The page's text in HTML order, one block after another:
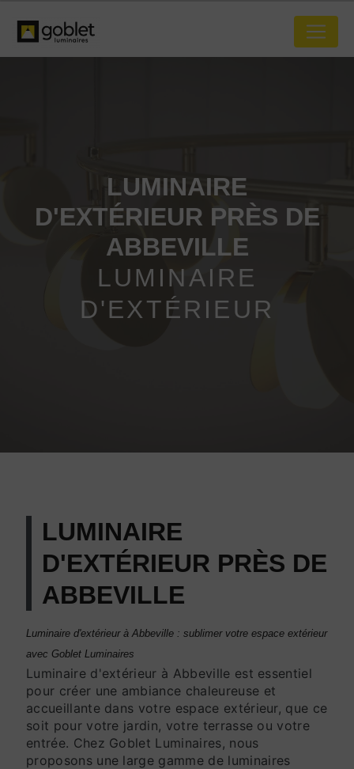
LUMINAIRE
D'EXTÉRIEUR PRÈS DE
ABBEVILLE
LUMINAIRE
D'EXTÉRIEUR
LUMINAIRE
D'EXTÉRIEUR PRÈS DE
ABBEVILLE
Luminaire d'extérieur à Abbeville : sublimer votre espace extérieur
avec Goblet Luminaires
Luminaire d'extérieur à Abbeville est essentiel
pour créer une ambiance chaleureuse et
accueillante dans votre espace extérieur, que ce
soit pour votre jardin, votre terrasse ou votre
entrée. Chez Goblet Luminaires, nous
proposons une large gamme de luminaires